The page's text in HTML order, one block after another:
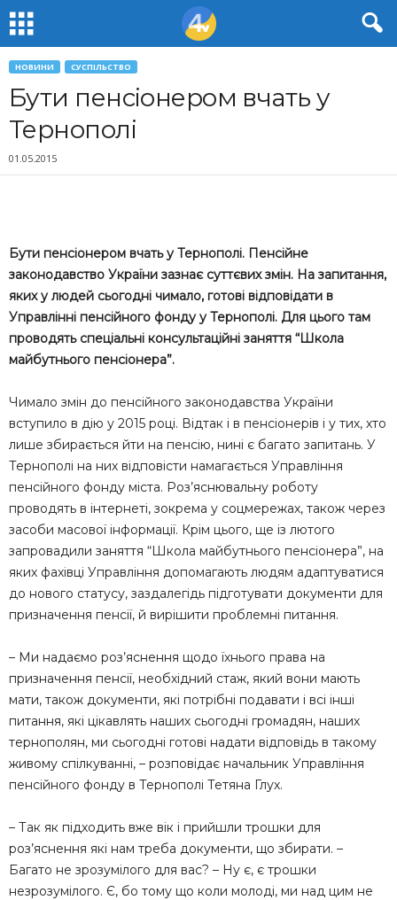
НОВИНИ СУСПІЛЬСТВО
Бути пенсіонером вчать у
Тернополі
01.05.2015
Бути пенсіонером вчать у Тернополі. Пенсійне
законодавство України зазнає суттєвих змін. На запитання,
яких у людей сьогодні чимало, готові відповідати в
Управлінні пенсійного фонду у Тернополі. Для цього там
проводять спеціальні консультаційні заняття “Школа
майбутнього пенсіонера”.
Чимало змін до пенсійного законодавства України
вступило в дію у 2015 році. Відтак і в пенсіонерів і у тих, хто
лише збирається йти на пенсію, нині є багато запитань. У
Тернополі на них відповісти намагається Управління
пенсійного фонду міста. Роз’яснювальну роботу
проводять в інтернеті, зокрема у соцмережах, також через
засоби масової інформації. Крім цього, ще із лютого
запровадили заняття “Школа майбутнього пенсіонера”, на
яких фахівці Управління допомагають людям адаптуватися
до нового статусу, заздалегідь підготувати документи для
призначення пенсії, й вирішити проблемні питання.
– Ми надаємо роз’яснення щодо їхнього права на
призначення пенсії, необхідний стаж, який вони мають
мати, також документи, які потрібні подавати і всі інші
питання, які цікавлять наших сьогодні громадян, наших
тернополян, ми сьогодні готові надати відповідь в такому
живому спілкуванні, – розповідає начальник Управління
пенсійного фонду в Тернополі Тетяна Глух.
– Так як підходить вже вік і прийшли трошки для
роз’яснення які нам треба документи, що збирати. –
Багато не зрозумілого для вас? – Ну є, є трошки
незрозумілого. Є, бо тому що коли молоді, ми над цим не